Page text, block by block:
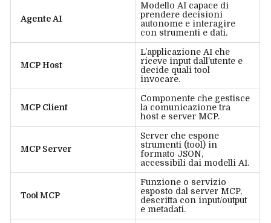
Agente AI
Modello AI capace di
prendere decisioni
autonome e interagire
con strumenti e dati.
MCP Host
L’applicazione AI che
riceve input dall’utente e
decide quali tool
invocare.
MCP Client
Componente che gestisce
la comunicazione tra
host e server MCP.
MCP Server
Server che espone
strumenti (tool) in
formato JSON,
accessibili dai modelli AI.
Tool MCP
Funzione o servizio
esposto dal server MCP,
descritta con input/output
e metadati.